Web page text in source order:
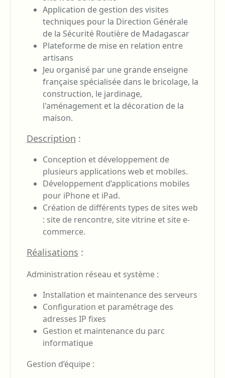
Application de gestion des visites
techniques pour la Direction Générale
de la Sécurité Routière de Madagascar
Plateforme de mise en relation entre
artisans
Jeu organisé par une grande enseigne
française spécialisée dans le bricolage, la
construction, le jardinage,
l'aménagement et la décoration de la
maison.
Description :
Conception et développement de
plusieurs applications web et mobiles.
Développement d’applications mobiles
pour iPhone et iPad.
Création de différents types de sites web
: site de rencontre, site vitrine et site e-
commerce.
Réalisations :
Administration réseau et système :
Installation et maintenance des serveurs
Configuration et paramétrage des
adresses IP fixes
Gestion et maintenance du parc
informatique
Gestion d’équipe :